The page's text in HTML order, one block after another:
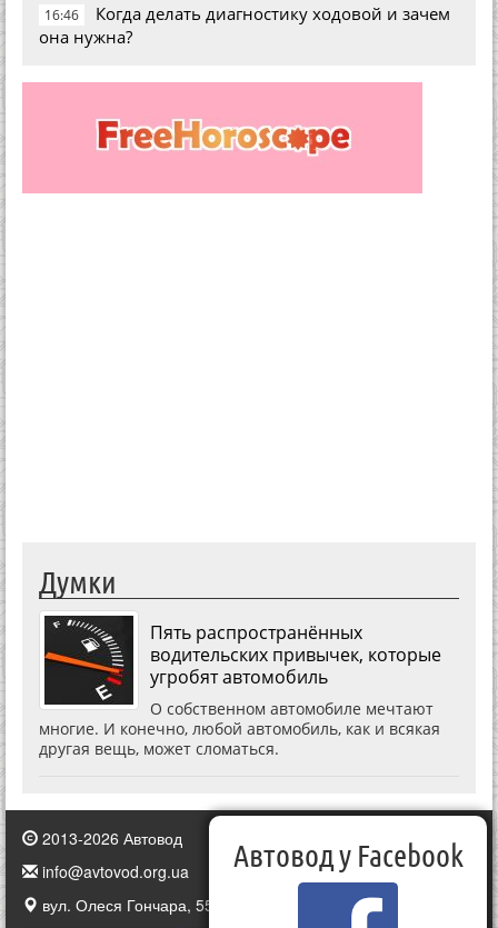
16:46
Когда делать диагностику ходовой и зачем
она нужна?
Думки
Пять распространённых
водительских привычек, которые
угробят автомобиль
О собственном автомобиле мечтают
многие. И конечно, любой автомобиль, как и всякая
другая вещь, может сломаться.
2013-2026 Автовод
info@avtovod.org.ua
вул. Олеся Гончара, 55, Київ, Україна
Автовод у Facebook